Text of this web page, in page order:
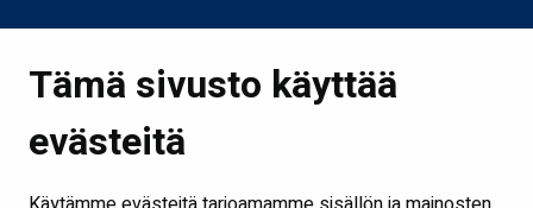
Tämä sivusto käyttää
evästeitä
Kirjastot ja aukioloajat
Ota yhteyttä